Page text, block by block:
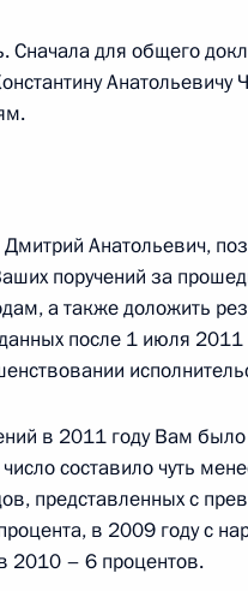
Московская область, Горки
Москва, Кремль
Москва, Кремль
Сначала для общего
Анатольевичу
Анатольевич,
поручений за
а также доложить
после 1 июля
в 2011 году Вам
составило чуть
представленных с
в 2009 году с
2010 – 6 процентов.